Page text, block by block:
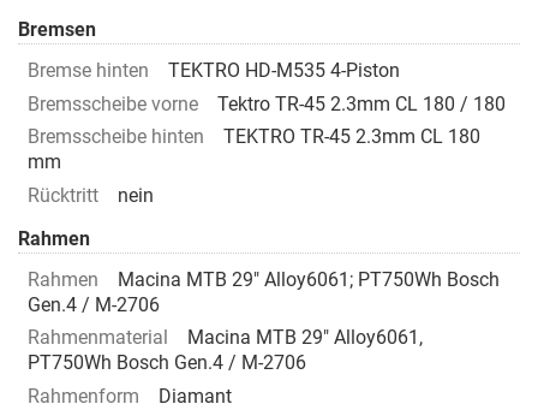
Bremsen
Bremse hinten
TEKTRO HD-M535 4-Piston
Bremsscheibe vorne
Tektro TR-45 2.3mm CL 180 / 180
Bremsscheibe hinten
TEKTRO TR-45 2.3mm CL 180
mm
Rücktritt
nein
Rahmen
Rahmen
Macina MTB 29" Alloy6061; PT750Wh Bosch
Gen.4 / M-2706
Rahmenmaterial
Macina MTB 29" Alloy6061,
PT750Wh Bosch Gen.4 / M-2706
Rahmenform
Diamant